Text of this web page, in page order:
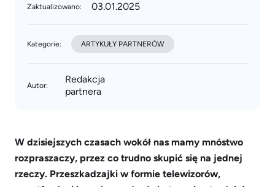
Autor:
Redakcja
partnera
Zaktualizowano: 03.01.2025
Kategorie: ARTYKUŁY PARTNERÓW
W dzisiejszych czasach wokół nas mamy mnóstwo
rozpraszaczy, przez co trudno skupić się na jednej
rzeczy. Przeszkadzajki w formie telewizorów,